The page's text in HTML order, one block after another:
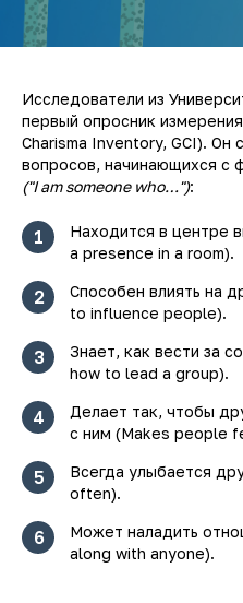
Исследователи из
первый опросник
Charisma Inventory, GCI). Он
вопросов, начинающихся с
("I am someone who…"):
1
Находится в центре
a presence in a room).
2
Способен влиять на
to influence people).
3
Знает, как вести за
how to lead a group).
4
Делает так, чтобы
с ним (Makes people
5
Всегда улыбается
often).
6
Может наладить
along with anyone).